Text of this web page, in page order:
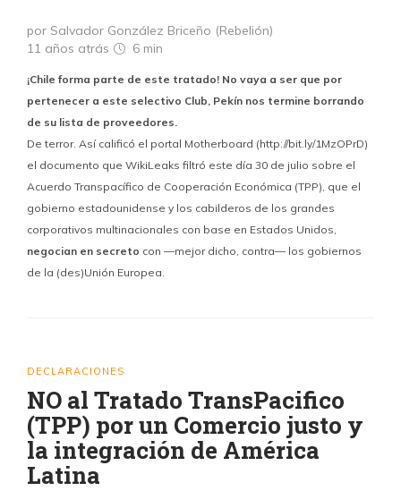
por Salvador González Briceño (Rebelión)
11 años atrás
6 min
¡Chile forma parte de este tratado! No vaya a ser que por
pertenecer a este selectivo Club, Pekín nos termine borrando
de su lista de proveedores.
De terror. Así calificó el portal Motherboard (http://bit.ly/1MzOPrD)
el documento que WikiLeaks filtró este día 30 de julio sobre el
Acuerdo Transpacífico de Cooperación Económica (TPP), que el
gobierno estadounidense y los cabilderos de los grandes
corporativos multinacionales con base en Estados Unidos,
negocian en secreto con —mejor dicho, contra— los gobiernos
de la (des)Unión Europea.
DECLARACIONES
NO al Tratado TransPacifico
(TPP) por un Comercio justo y
la integración de América
Latina